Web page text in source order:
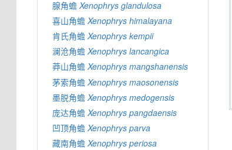
腺角蟾Xenophrys glandulosa
喜山角蟾Xenophrys himalayana
肯氏角蟾Xenophrys kempii
澜沧角蟾Xenophrys lancangica
莽山角蟾Xenophrys mangshanensis
茅索角蟾Xenophrys maosonensis
墨脱角蟾Xenophrys medogensis
庞达角蟾Xenophrys pangdaensis
凹顶角蟾Xenophrys parva
藏南角蟾Xenophrys periosa